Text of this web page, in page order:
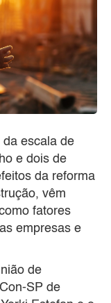
escala de
e dois de
da reforma
vêm
fatores
empresas e
de
SP de